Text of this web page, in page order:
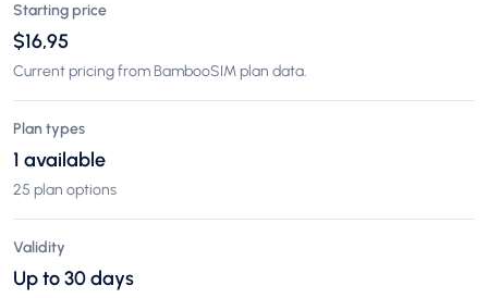
Starting price
$16,95
Current pricing from BambooSIM plan data.
Plan types
1 available
25 plan options
Validity
Up to 30 days